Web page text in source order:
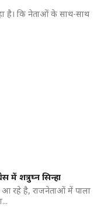
है। कि नेताओं के साथ-साथ
में शत्रुघ्न सिन्हा
रहे है, राजनेताओं में पाला